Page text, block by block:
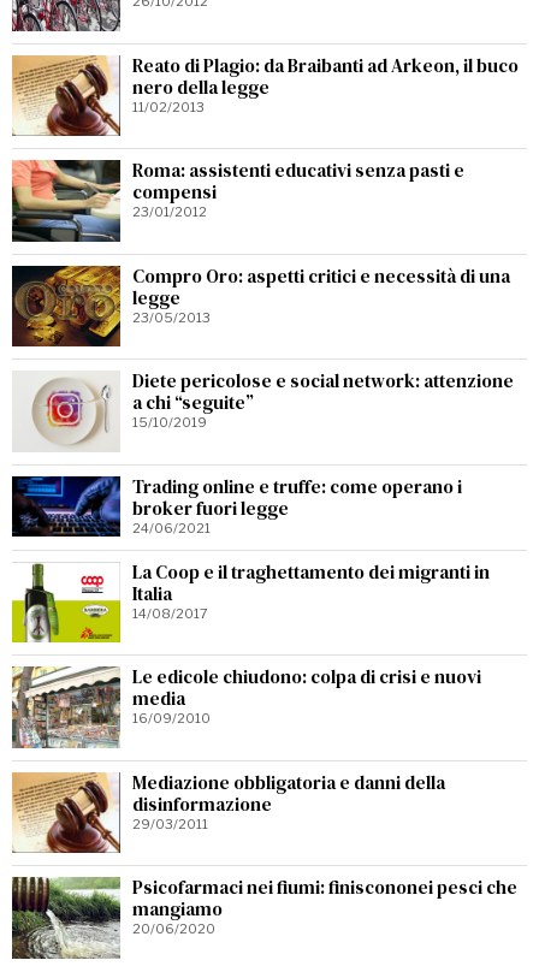
Reato di Plagio: da Braibanti ad Arkeon, il buco
nero della legge
11/02/2013
Roma: assistenti educativi senza pasti e
compensi
23/01/2012
Compro Oro: aspetti critici e necessità di una
legge
23/05/2013
Diete pericolose e social network: attenzione
a chi “seguite”
15/10/2019
Trading online e truffe: come operano i
broker fuori legge
24/06/2021
La Coop e il traghettamento dei migranti in
Italia
14/08/2017
Le edicole chiudono: colpa di crisi e nuovi
media
16/09/2010
Mediazione obbligatoria e danni della
disinformazione
29/03/2011
Psicofarmaci nei fiumi: finiscononei pesci che
mangiamo
20/06/2020